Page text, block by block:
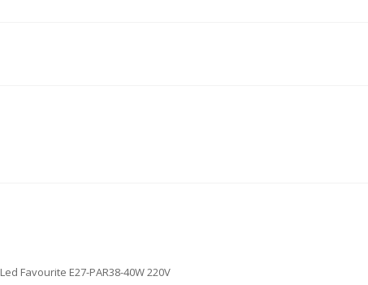
Led Favourite E27-PAR38-40W 220V